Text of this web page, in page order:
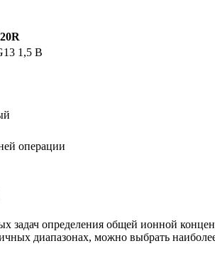
1,5 В
операции
определения общей ионной
диапазонах, можно выбрать